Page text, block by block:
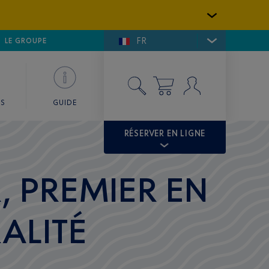
DE SAINT-TROPEZ
LE GROUPE FR
GUIDE
RÉSERVER EN LIGNE
PREMIER EN